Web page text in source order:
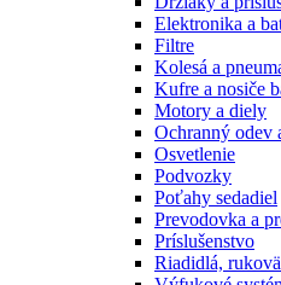
Elektronika a
Filtre
Kolesá a
Kufre a nosiče
Motory a diely
Ochranný odev
Osvetlenie
Podvozky
Poťahy sedadiel
Prevodovka a
Príslušenstvo
Riadidlá,